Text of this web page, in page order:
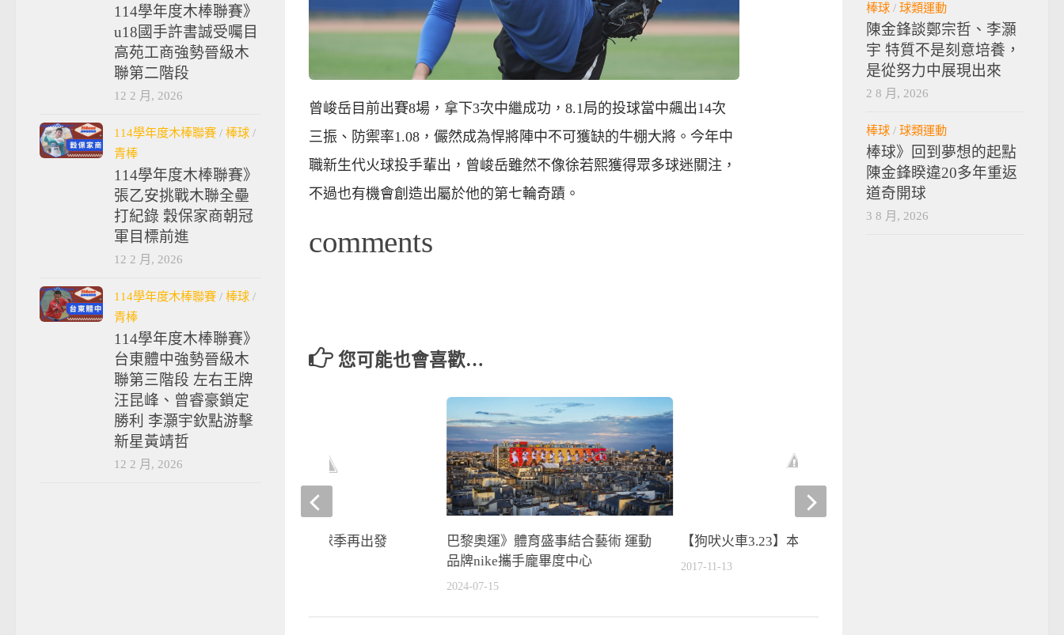
曾峻岳目前出賽8場，拿下3次中繼成功，8.1局的投球當中飆出14次
三振、防禦率1.08，儼然成為悍將陣中不可獲缺的牛棚大將。今年中
職新生代火球投手輩出，曾峻岳雖然不像徐若熙獲得眾多球迷關注，
不過也有機會創造出屬於他的第七輪奇蹟。
comments
您可能也會喜歡…
巴黎奧運》體育盛事結合藝術 運動
品牌nike攜手龐畢度中心
2024-07-15
【狗吠火車3.23】本季最終回！
2017-11-13
【棒球】郭阜林新球季再出發
114學年度木棒聯賽》
u18國手許書誠受囑目
高苑工商強勢晉級木
聯第二階段
12 2 月, 2026
114學年度木棒聯賽 / 棒球 /
青棒
114學年度木棒聯賽》
張乙安挑戰木聯全壘
打紀錄 穀保家商朝冠
軍目標前進
12 2 月, 2026
114學年度木棒聯賽 / 棒球 /
青棒
114學年度木棒聯賽》
台東體中強勢晉級木
聯第三階段 左右王牌
汪昆峰、曾睿豪鎖定
勝利 李灝宇欽點游擊
新星黃靖哲
12 2 月, 2026
棒球 / 球類運動
陳金鋒談鄭宗哲、李灝
宇 特質不是刻意培養，
是從努力中展現出來
2 8 月, 2026
棒球 / 球類運動
棒球》回到夢想的起點
陳金鋒睽違20多年重返
道奇開球
3 8 月, 2026